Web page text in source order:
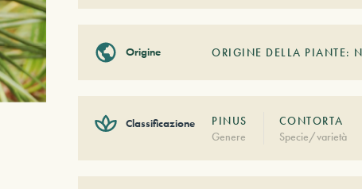
Origine ORIGINE DELLA PIANTE:
Classificazione
PINUS
Genere
CONTORTA
Specie/varietà